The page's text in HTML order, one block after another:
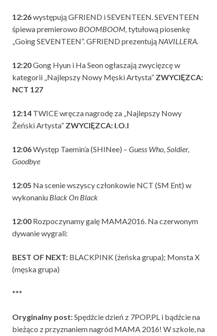
12:26występują GFRIEND i SEVENTEEN. SEVENTEEN
śpiewa premierowo BOOMBOOM, tytułową piosenkę
„Going SEVENTEEN”. GFRIEND prezentują NAVILLERA.
12:20Gong Hyun i Ha Seon ogłaszają zwycięzcę w
kategorii „Najlepszy Nowy Męski Artysta” ZWYCIĘZCA:
NCT 127
12:14 TWICE wręcza nagrodę za „Najlepszy Nowy
Żeński Artysta” ZWYCIĘZCA: I.O.I
12:06Występ Taemin’a (SHINee) – Guess Who, Soldier,
Goodbye
12:05 Na scenie wszyscy członkowie NCT (SM Ent) w
wykonaniu Black On Black
12:00 Rozpoczynamy galę MAMA2016. Na czerwonym
dywanie wygrali:
BEST OF NEXT: BLACKPINK (żeńska grupa); Monsta X
(męska grupa)
***
Oryginalny post:Spędźcie dzień z 7POP.PL i bądźcie na
bieżąco z przyznaniem nagród MAMA 2016! W szkole, na